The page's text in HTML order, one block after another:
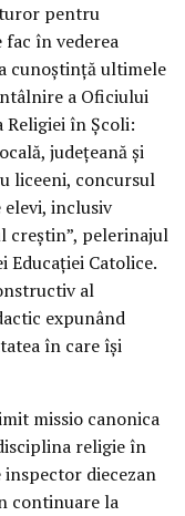
pentru
fac în vederea
cunoștință ultimele
a Oficiului
Religiei în Școli:
județeană și
liceeni, concursul
elevi, inclusiv
creștin”, pelerinajul
Educației Catolice.
al
expunând
în care își
missio canonica
religie în
diecezan
continuare la